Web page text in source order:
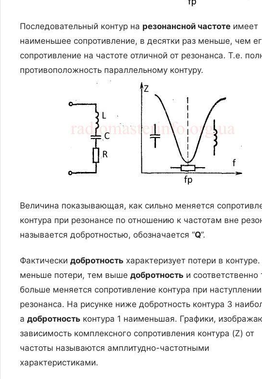
Последовательный контур на резонансной частоте имеет
наименьшее сопротивление, в десятки раз меньше, чем
сопротивление на частоте отличной от резонанса. Т.е.
противоположность параллельному контуру.
Величина показывающая, как сильно меняется
контура при резонансе по отношению к частотам вне
называется добротностью, обозначается “Q”.
Фактически добротность характеризует потери в
меньше потери, тем выше добротность и соответственно
больше меняется сопротивление контура при наступлении
резонанса. На рисунке ниже добротность контура 3
а добротность контура 1 наименьшая. Графики,
зависимость комплексного сопротивления контура (Z) от
частоты называются амплитудно-частотными
характеристиками.